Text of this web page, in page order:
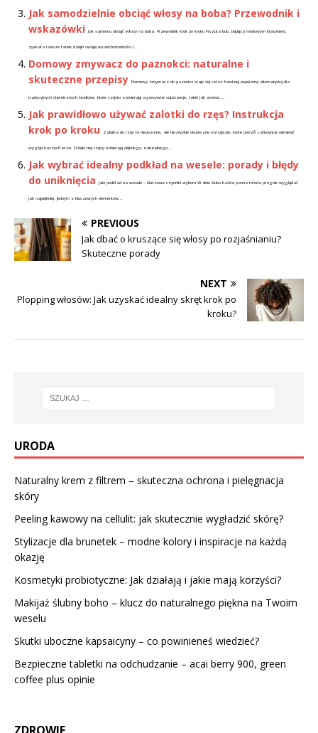
Jak samodzielnie obciąć włosy na boba? Przewodnik i
wskazówki
Jak samemu obciąć włosy na boba: Przewodnik krok po kroku Fryzura bob, będąca modowym klasykiem,
zyskała rzesze fanek dzięki swojej wszechstronności i...
Domowy zmywacz do paznokci: naturalne i
skuteczne przepisy Domowy zmywacz do paznokci staje się coraz bardziej popularną alternatywą dla
tradycyjnych chemicznych środków, które często zawierają agresywne substancje, takie jak aceton....
Jak prawidłowo używać zalotki do rzęs? Instrukcja
krok po kroku
Zalotka do rzęs to niepozorne, ale niezwykle skuteczne narzędzie, które potrafi całkowicie odmienić
wygląd naszych oczu. Dzięki niej rzęsy nabierają pięknego, naturalnego...
Jak wybrać idealny podkład na wesele: porady i błędy
do uniknięcia
Jaki podkład na wesele – kluczowe czynniki wyboru W dniu ślubu każda panna młoda pragnie wyglądać
jak najpiękniej. Jednym z kluczowych elementów...
PREVIOUS
Jak dbać o kruszące się włosy po rozjaśnianiu?
Skuteczne porady
NEXT
Plopping włosów: Jak uzyskać idealny skręt krok po
kroku?
URODA
Naturalny krem z filtrem – skuteczna ochrona i pielęgnacja
skóry
Peeling kawowy na cellulit: jak skutecznie wygładzić skórę?
Stylizacje dla brunetek – modne kolory i inspiracje na każdą
okazję
Kosmetyki probiotyczne: Jak działają i jakie mają korzyści?
Makijaż ślubny boho – klucz do naturalnego piękna na Twoim
weselu
Skutki uboczne kapsaicyny – co powinieneś wiedzieć?
Bezpieczne tabletki na odchudzanie – acai berry 900, green
coffee plus opinie